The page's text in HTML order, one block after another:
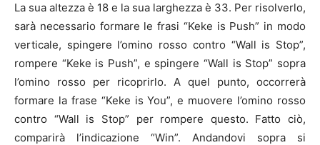
La sua altezza è 18 e la sua larghezza è 33. Per risolverlo,
sarà necessario formare le frasi “Keke is Push” in modo
verticale, spingere l’omino rosso contro “Wall is Stop”,
rompere “Keke is Push”, e spingere “Wall is Stop” sopra
l’omino rosso per ricoprirlo. A quel punto, occorrerà
formare la frase “Keke is You”, e muovere l’omino rosso
contro “Wall is Stop” per rompere questo. Fatto ciò,
comparirà l’indicazione “Win”. Andandovi sopra si